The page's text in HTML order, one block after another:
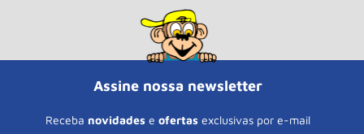
Assine nossa newsletter
Receba novidades e ofertas exclusivas por e-mail